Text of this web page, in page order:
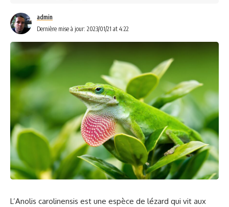
admin
Dernière mise à jour: 2023/01/21 at 4:22
L’Anolis carolinensis est une espèce de lézard qui vit aux